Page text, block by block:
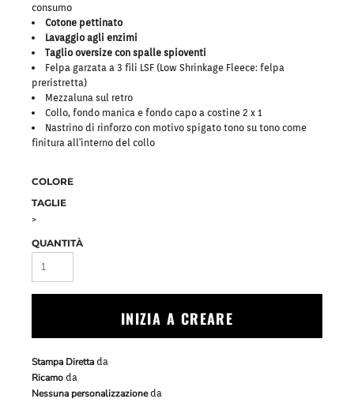
consumo
Cotone pettinato
Lavaggio agli enzimi
Taglio oversize con spalle spioventi
Felpa garzata a 3 fili LSF (Low Shrinkage Fleece: felpa
preristretta)
Mezzaluna sul retro
Collo, fondo manica e fondo capo a costine 2 x 1
Nastrino di rinforzo con motivo spigato tono su tono come
finitura all'interno del collo
COLORE
TAGLIE
>
QUANTITÀ
INIZIA A CREARE
Stampa Diretta da
Ricamo da
Nessuna personalizzazioneda